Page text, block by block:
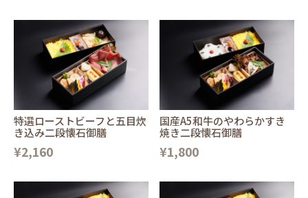
特選ローストビーフと五目炊
き込み二段懐石御膳
¥2,160
国産A5和牛のやわらかすき
焼き二段懐石御膳
¥1,800